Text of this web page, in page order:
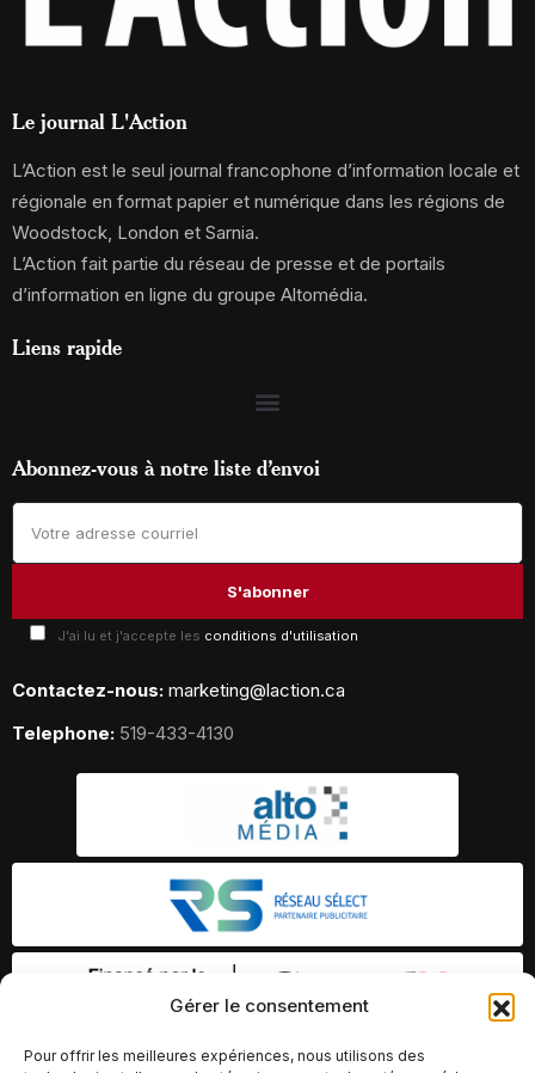
Gérer le consentement
Pour offrir les meilleures expériences, nous utilisons des
Le journal L'Action
L’Action est le seul journal francophone d’information locale et
régionale en format papier et numérique dans les régions de
Woodstock, London et Sarnia.
L’Action fait partie du réseau de presse et de portails
d’information en ligne du groupe Altomédia.
Liens rapide
Abonnez-vous à notre liste d’envoi
J'ai lu et j'accepte les conditions d'utilisation
Contactez-nous: marketing@laction.ca
Telephone: 519-433-4130